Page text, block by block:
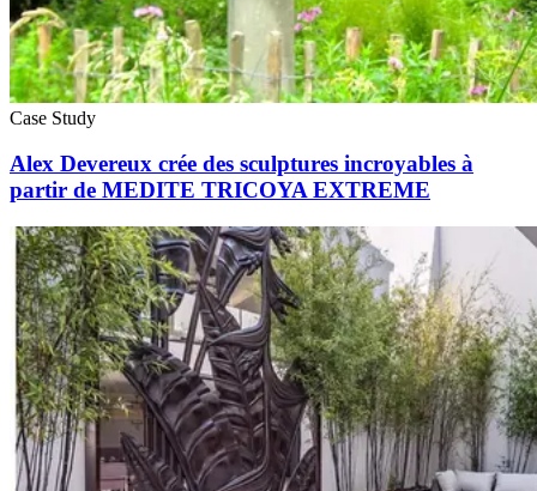
Case Study
Alex Devereux crée des sculptures incroyables à
partir de MEDITE TRICOYA EXTREME